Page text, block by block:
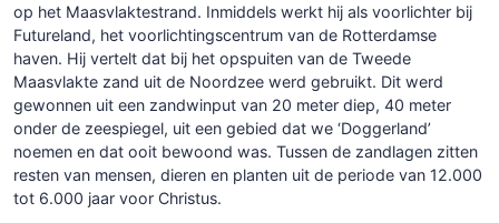
op het Maasvlaktestrand. Inmiddels werkt hij als voorlichter bij
Futureland, het voorlichtingscentrum van de Rotterdamse
haven. Hij vertelt dat bij het opspuiten van de Tweede
Maasvlakte zand uit de Noordzee werd gebruikt. Dit werd
gewonnen uit een zandwinput van 20 meter diep, 40 meter
onder de zeespiegel, uit een gebied dat we ‘Doggerland’
noemen en dat ooit bewoond was. Tussen de zandlagen zitten
resten van mensen, dieren en planten uit de periode van 12.000
tot 6.000 jaar voor Christus.